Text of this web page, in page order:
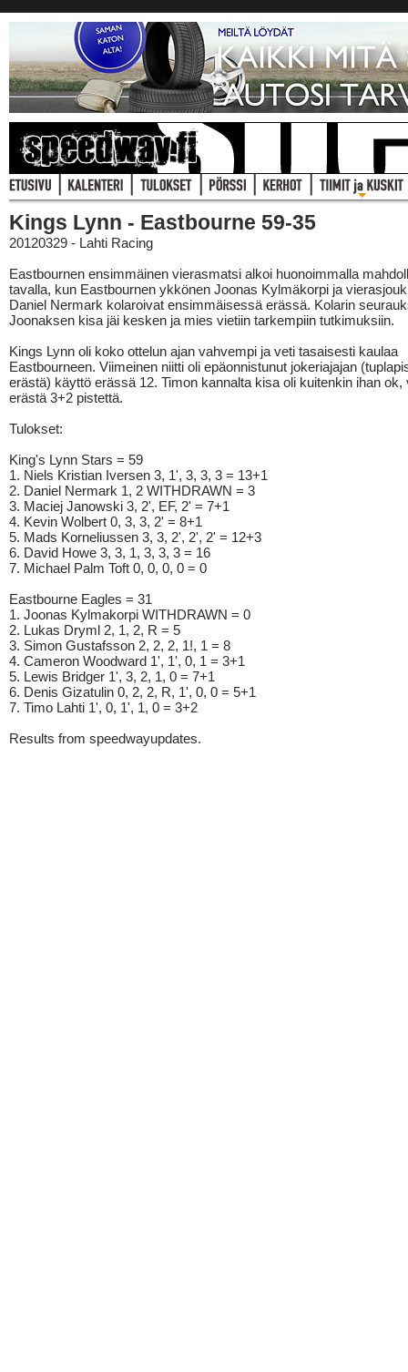
Kings Lynn - Eastbourne 59-35
20120329 - Lahti Racing
Eastbournen ensimmäinen vierasmatsi alkoi huonoimmalla
tavalla, kun Eastbournen ykkönen Joonas Kylmäkorpi ja
Daniel Nermark kolaroivat ensimmäisessä erässä. Kolarin
Joonaksen kisa jäi kesken ja mies vietiin tarkempiin tutkimuksiin.
Kings Lynn oli koko ottelun ajan vahvempi ja veti tasaisesti kaulaa
Eastbourneen. Viimeinen niitti oli epäonnistunut jokeriajajan
erästä) käyttö erässä 12. Timon kannalta kisa oli kuitenkin ihan ok,
erästä 3+2 pistettä.
Tulokset:
King's Lynn Stars = 59
1. Niels Kristian Iversen 3, 1', 3, 3, 3 = 13+1
2. Daniel Nermark 1, 2 WITHDRAWN = 3
3. Maciej Janowski 3, 2', EF, 2' = 7+1
4. Kevin Wolbert 0, 3, 3, 2' = 8+1
5. Mads Korneliussen 3, 3, 2', 2', 2' = 12+3
6. David Howe 3, 3, 1, 3, 3, 3 = 16
7. Michael Palm Toft 0, 0, 0, 0 = 0
Eastbourne Eagles = 31
1. Joonas Kylmakorpi WITHDRAWN = 0
2. Lukas Dryml 2, 1, 2, R = 5
3. Simon Gustafsson 2, 2, 2, 1!, 1 = 8
4. Cameron Woodward 1', 1', 0, 1 = 3+1
5. Lewis Bridger 1', 3, 2, 1, 0 = 7+1
6. Denis Gizatulin 0, 2, 2, R, 1', 0, 0 = 5+1
7. Timo Lahti 1', 0, 1', 1, 0 = 3+2
Results from speedwayupdates.